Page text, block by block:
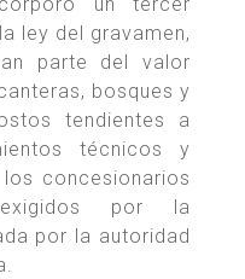
ley del gravamen,
parte del valor
bosques y
tendientes a
técnicos y
concesionarios
por la
por la autoridad